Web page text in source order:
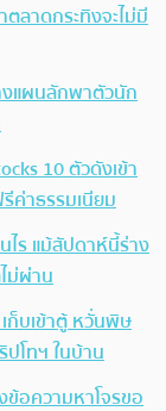
าดกระทิงจะไม่มี
แผนลักพาตัวนัก
10 ตัวดังเข้า
าธรรมเนียม
ไร แม้สัปดาห์นี้ร่าง
ม่ผ่าน
ก็บเข้าตู้ หวั่นพิษ
โทฯ ในบ้าน
ข้อความหาโจรขอ